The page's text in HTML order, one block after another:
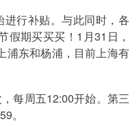
行补贴。与此同时，各
假期买买买！1月31日，
浦东和杨浦，目前上海有
每周五12:00开始。第三
。